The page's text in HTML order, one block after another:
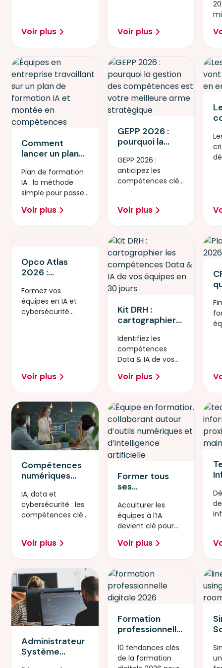
Voir plus Voir plus
?
Comment
lancer un plan
en 90 jours : la
méthode étape
par étape
Plan de formation
IA : la méthode
simple pour passer
Voir plus
GEPP 2026 :
pourquoi la
compétences
est votre
meilleure arme
GEPP 2026 :
anticipez les
compétences clés
entreprise.
Voir plus
Opco Atlas
2026 :
transition IA et
Cybersécurité
avec Simplon
Formez vos
équipes en IA et
cybersécurité
Voir plus
Kit DRH :
cartographier
compétences
Data & IA de
vos équipes en
30 jours
Identifiez les
compétences
Data & IA de vos
jours.
Voir plus
Compétences
numériques
2026 : IA, data
ou
cybersécurité ?
IA, data et
cybersécurité : les
compétences clés
numérique en
2026.
Voir plus
Former tous
ses
à l’IA : pourquoi
l’acculturation
devient
stratégique en
2026
Acculturer les
équipes à l’IA
devient clé pour
les usages et
rester compétitif.
Voir plus
Administrateur
Système
Formation
professionnelle
2026 : 10
tendances qui
10 tendances clés
de la formation